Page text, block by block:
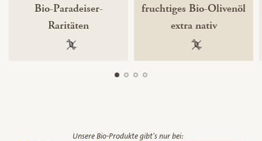
Bio-Paradeiser-
Raritäten
100 % gentechnikfrei
fruchtiges Bio-Olivenöl
extra nativ
100 %
Unsere Bio-Produkte gibt's nur bei: